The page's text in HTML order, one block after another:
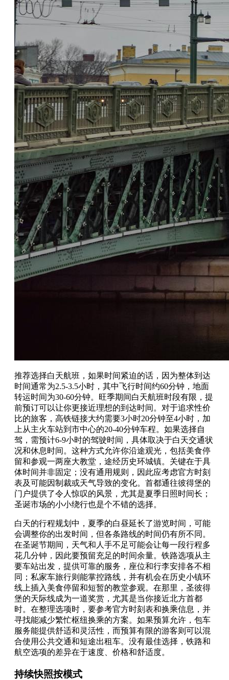
推荐选择白天航班，如果时间紧迫的话，因为整体到达
时间通常为2.5-3.5小时，其中飞行时间约60分钟，地面
转运时间为30-60分钟。旺季期间白天航班时段有限，提
前预订可以让你更接近理想的到达时间。对于追求性价
比的旅客，高铁链接大约需要3小时20分钟至4小时，加
上从主火车站到市中心的20-40分钟车程。如果选择自
驾，需预计6-9小时的驾驶时间，具体取决于白天交通状
况和休息时间。这种方式允许你沿途观光，包括美食停
留和参观一两座大教堂，途经历史环城镇。关键在于具
体时间并非固定；没有通用规则，因此应考虑官方时刻
表及可能因制裁或天气导致的变化。首都通往彼得堡的
门户提供了令人惊叹的风景，尤其是夏季日照时间长；
圣诞市场的小小绕行也是个不错的选择。
白天的行程规划中，夏季的白昼延长了游览时间，可能
会调整你的出发时间，但各条路线的时间仍有所不同。
在圣诞节期间，天气和人手不足可能会让每一段行程多
花几分钟，因此要预留充足的时间余量。铁路选项从主
要车站出发，提供可靠的服务，座位和行李安排各不相
同；私家车旅行则能掌控路线，并有机会在历史小镇环
线上插入美食停留和短暂的教堂参观。在那里，圣彼得
堡的天际线成为一道奖赏，尤其是当你接近北方首都
时。在整理选项时，要参考官方时刻表和换乘信息，并
寻找能减少繁忙枢纽换乘的方案。如果预算允许，包车
服务能提供舒适和灵活性，而预算有限的游客则可以混
合使用公共交通和短途出租车。没有最佳选择，铁路和
航空选项的差异在于速度、价格和舒适度。
持续快照按模式